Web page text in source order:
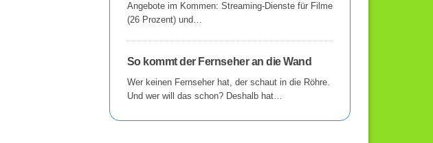
Angebote im Kommen: Streaming-Dienste für Filme
(26 Prozent) und…
So kommt der Fernseher an die Wand
Wer keinen Fernseher hat, der schaut in die Röhre.
Und wer will das schon? Deshalb hat…